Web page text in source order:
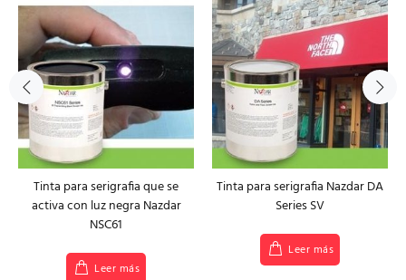
Tinta para serigrafia que se
activa con luz negra Nazdar
NSC61
Leer más
Tinta para serigrafia Nazdar DA
Series SV
Leer más